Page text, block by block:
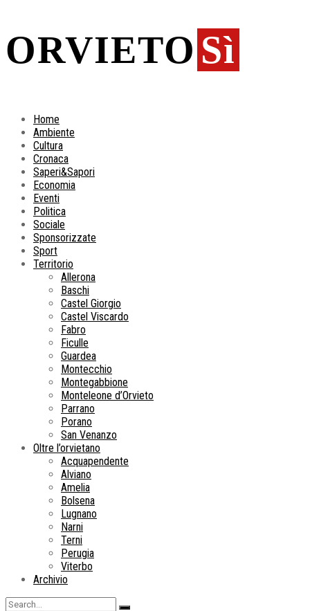
ORVIETO Sì
Home
Ambiente
Cultura
Cronaca
Saperi&Sapori
Economia
Eventi
Politica
Sociale
Sponsorizzate
Sport
Territorio
Allerona
Baschi
Castel Giorgio
Castel Viscardo
Fabro
Ficulle
Guardea
Montecchio
Montegabbione
Monteleone d’Orvieto
Parrano
Porano
San Venanzo
Oltre l’orvietano
Acquapendente
Alviano
Amelia
Bolsena
Lugnano
Narni
Terni
Perugia
Viterbo
Archivio